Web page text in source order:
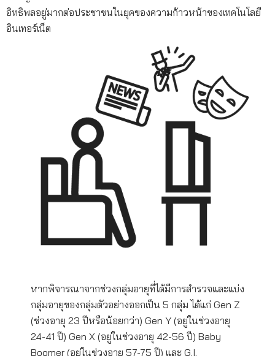
อิทธิพลอยู่มากต่อประชาชนในยุคของความก้าวหน้าของเทคโนโลยี
อินเทอร์เน็ต
หากพิจารณาจากช่วงกลุ่มอายุที่ได้มีการสำรวจและแบ่ง
กลุ่มอายุของกลุ่มตัวอย่างออกเป็น 5 กลุ่ม ได้แก่ Gen Z
(ช่วงอายุ 23 ปีหรือน้อยกว่า) Gen Y (อยู่ในช่วงอายุ
24-41 ปี) Gen X (อยู่ในช่วงอายุ 42-56 ปี) Baby
Boomer (อยู่ในช่วงอายุ 57-75 ปี) และ G.I.